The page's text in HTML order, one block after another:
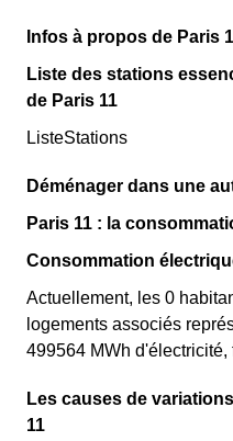
Infos à propos de Paris
Liste des stations
de Paris 11
ListeStations
Déménager dans une
Paris 11 : la
Consommation
Actuellement, les 0
logements associés
499564 MWh
Les causes de
11